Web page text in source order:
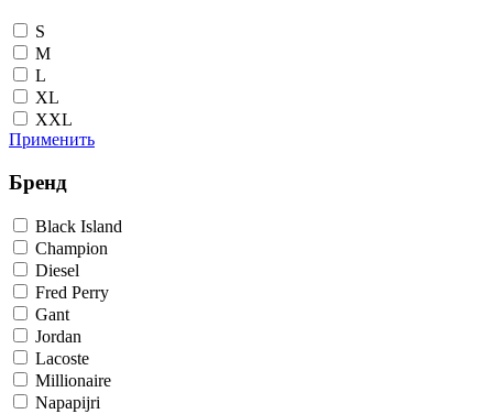
S
M
L
XL
XXL
Применить
Бренд
Black Island
Champion
Diesel
Fred Perry
Gant
Jordan
Lacoste
Millionaire
Napapijri